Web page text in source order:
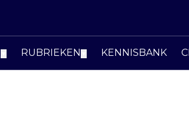
RUBRIEKEN KENNISBANK